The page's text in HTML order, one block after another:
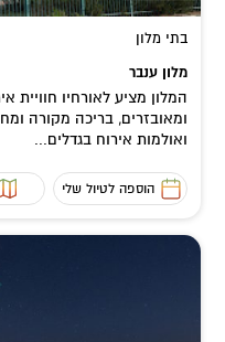
בתי מלון
מלון ענבר
המלון מציע לאורחיו חוויית
ומאובזרים, בריכה מקורה
ואולמות אירוח בגדלים...
הוספה לטיול שלי